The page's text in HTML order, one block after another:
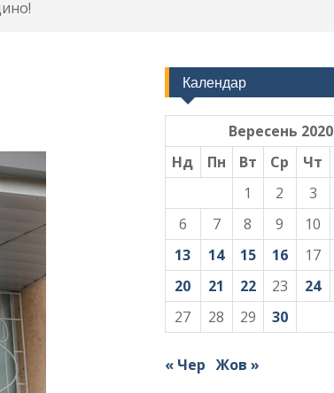
Календар
Вересень 2020
Нд
Пн Вт Ср Чт
1
2 3
6
7 8 9 10
13
14 15 16 17
20
21 22 23 24
27
28 29 30
« Чер Жов »